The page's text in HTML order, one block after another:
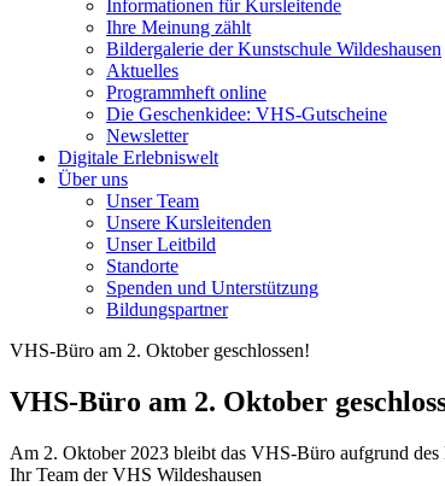
Informationen für Kursleitende
Ihre Meinung zählt
Bildergalerie der Kunstschule Wildeshausen
Aktuelles
Programmheft online
Die Geschenkidee: VHS-Gutscheine
Newsletter
Digitale Erlebniswelt
Über uns
Unser Team
Unsere Kursleitenden
Unser Leitbild
Standorte
Spenden und Unterstützung
Bildungspartner
VHS-Büro am 2. Oktober geschlossen!
VHS-Büro am 2. Oktober
Am 2. Oktober 2023 bleibt das VHS-Büro aufgrund des
Ihr Team der VHS Wildeshausen